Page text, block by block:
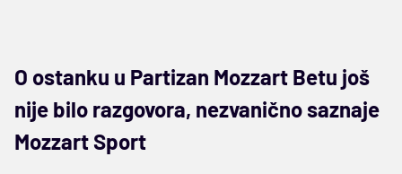
O ostanku u Partizan Mozzart Betu još
nije bilo razgovora, nezvanično saznaje
Mozzart Sport